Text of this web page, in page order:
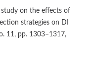
study on the effects of
strategies on DI
11, pp. 1303–1317,